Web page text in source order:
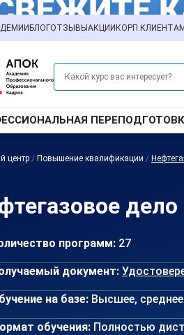
БЛОГОТЗЫВЫ АКЦИИ КОРП.КЛИЕНТАМ
центр / Повышение квалификации /
программ: 27
документ:
на базе: Высшее, среднее
обучения: Полностью